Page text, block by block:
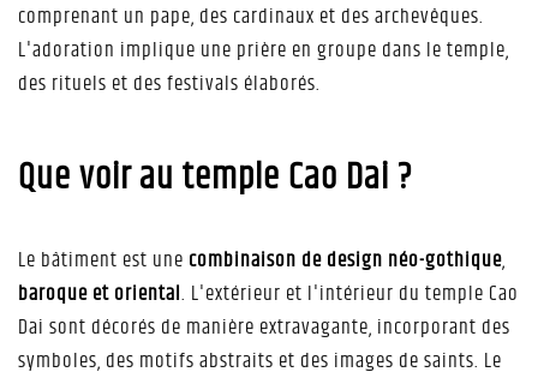
comprenant un pape, des cardinaux et des archevêques.
L'adoration implique une prière en groupe dans le temple,
des rituels et des festivals élaborés.
Que voir au temple Cao Dai ?
Le bâtiment est une combinaison de design néo-gothique,
baroque et oriental. L'extérieur et l'intérieur du temple Cao
Dai sont décorés de manière extravagante, incorporant des
symboles, des motifs abstraits et des images de saints. Le